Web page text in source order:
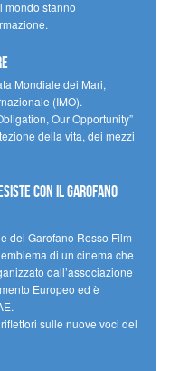
mondo stanno
Mondiale dei Mari,
(IMO).
Our Opportunity”
della vita, dei mezzi
con il Garofano
del Garofano Rosso Film
di un cinema che
dall’associazione
Europeo ed è
sulle nuove voci del